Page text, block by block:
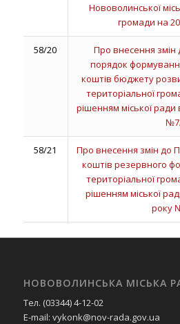
Нововолинської
громади на
58/20
Про внесення
порядок
коштів бюджету
територіальної
рішенням міської ради
58/21
Про внесення змін до
коштів резервного
територіальної
рішенням міської
року
58/22
Про виконання
Про внесення змін до
від 24 грудня 2025
Нововолинської
НОВОВОЛИНСЬКА МІСЬКА
Тел. (03344) 4-12-02
E-mail: vykonk@nov-rada.gov.ua